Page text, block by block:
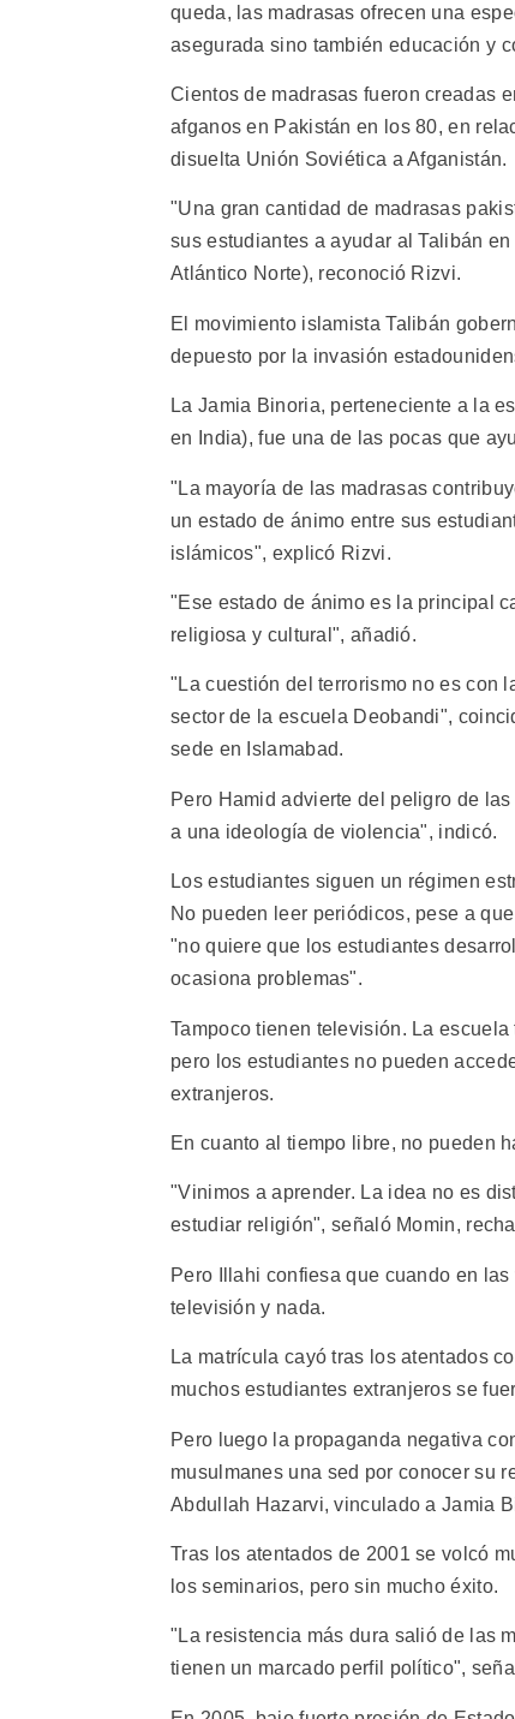
queda, las madrasas ofrecen una
asegurada sino también educación y
Cientos de madrasas fueron creadas
afganos en Pakistán en los 80, en
disuelta Unión Soviética a Afganistán.
"Una gran cantidad de madrasas
sus estudiantes a ayudar al Talibán
Atlántico Norte), reconoció Rizvi.
El movimiento islamista Talibán
depuesto por la invasión
La Jamia Binoria, perteneciente a la
en India), fue una de las pocas que
"La mayoría de las madrasas
un estado de ánimo entre sus
islámicos", explicó Rizvi.
"Ese estado de ánimo es la principal
religiosa y cultural", añadió.
"La cuestión del terrorismo no es con
sector de la escuela Deobandi",
sede en Islamabad.
Pero Hamid advierte del peligro de
a una ideología de violencia", indicó.
Los estudiantes siguen un régimen
No pueden leer periódicos, pese a
"no quiere que los estudiantes
ocasiona problemas".
Tampoco tienen televisión. La
pero los estudiantes no pueden
extranjeros.
En cuanto al tiempo libre, no pueden
"Vinimos a aprender. La idea no es
estudiar religión", señaló Momin,
Pero Illahi confiesa que cuando en
televisión y nada.
La matrícula cayó tras los atentados
muchos estudiantes extranjeros se
Pero luego la propaganda negativa
musulmanes una sed por conocer su
Abdullah Hazarvi, vinculado a Jamia
Tras los atentados de 2001 se volcó
los seminarios, pero sin mucho éxito.
"La resistencia más dura salió de las
tienen un marcado perfil político",